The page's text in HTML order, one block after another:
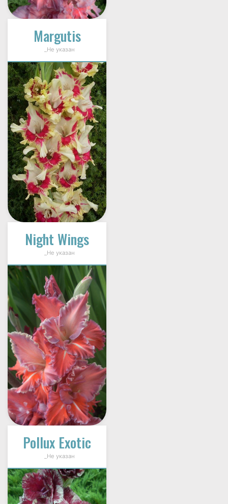
Margutis
_Не указан
Night Wings
_Не указан
Pollux Exotic
_Не указан